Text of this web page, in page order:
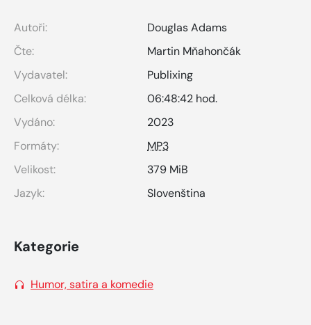
Autoři:
Douglas Adams
Čte:
Martin Mňahončák
Vydavatel:
Publixing
Celková délka:
06:48:42 hod.
Vydáno:
2023
Formáty:
MP3
Velikost:
379 MiB
Jazyk:
Slovenština
Kategorie
Humor, satira a komedie